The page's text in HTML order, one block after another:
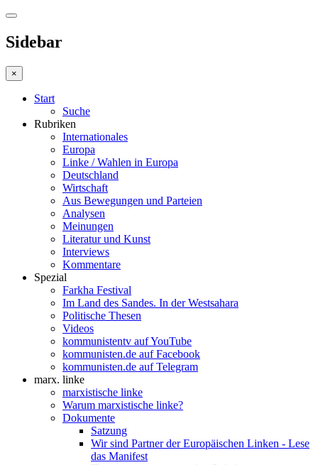
Sidebar
×
Start
Suche
Rubriken
Internationales
Europa
Linke / Wahlen in Europa
Deutschland
Wirtschaft
Aus Bewegungen und Parteien
Analysen
Meinungen
Literatur und Kunst
Interviews
Kommentare
Spezial
Farkha Festival
Im Land des Sandes. In der Westsahara
Politische Thesen
Videos
kommunistentv auf YouTube
kommunisten.de auf Facebook
kommunisten.de auf Telegram
marx. linke
marxistische linke
Warum marxistische linke?
Dokumente
Satzung
Wir sind Partner der Europäischen Linken - Lese
das Manifest